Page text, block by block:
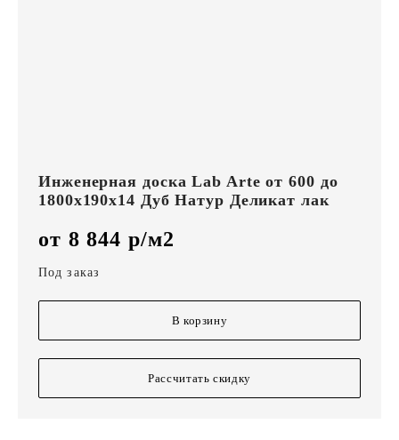
Инженерная доска Lab Arte от 600 до
1800х190х14 Дуб Натур Деликат лак
от 8 844 р/м2
Под заказ
В корзину
Рассчитать скидку